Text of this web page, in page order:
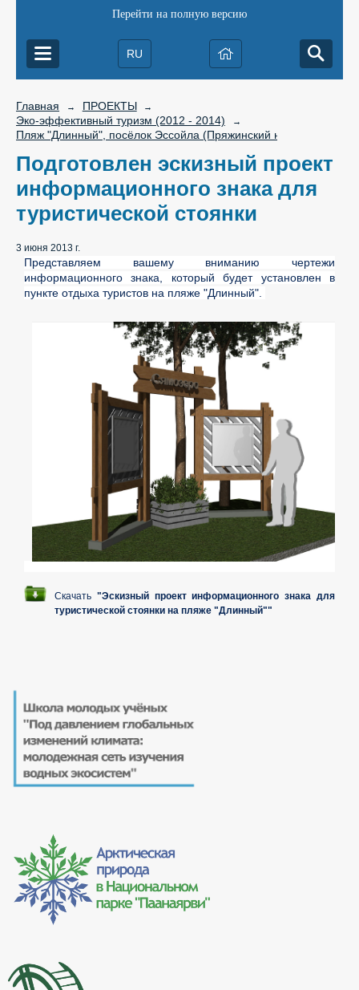
Перейти на полную версию
RU
Главная → ПРОЕКТЫ →
Эко-эффективный туризм (2012 - 2014) →
Пляж "Длинный", посёлок Эссойла (Пряжинский национальный
Подготовлен эскизный проект
информационного знака для
туристической стоянки
3 июня 2013 г.
Представляем вашему вниманию чертежи
информационного знака, который будет установлен в
пункте отдыха туристов на пляже "Длинный".
Скачать "Эскизный проект информационного знака для
туристической стоянки на пляже "Длинный""